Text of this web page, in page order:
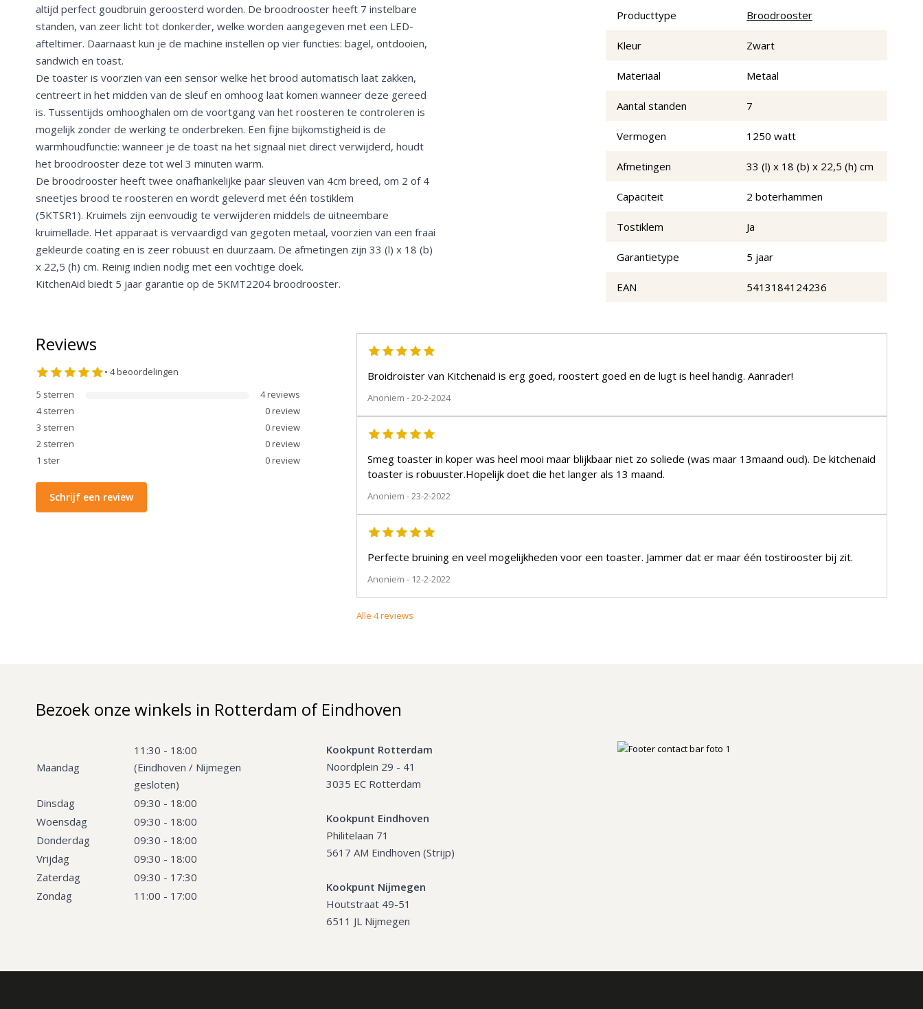
altijd perfect goudbruin geroosterd worden. De broodrooster heeft 7 instelbare
standen, van zeer licht tot donkerder, welke worden aangegeven met een LED-
afteltimer. Daarnaast kun je de machine instellen op vier functies: bagel, ontdooien,
sandwich en toast.
De toaster is voorzien van een sensor welke het brood automatisch laat zakken,
centreert in het midden van de sleuf en omhoog laat komen wanneer deze gereed
is. Tussentijds omhooghalen om de voortgang van het roosteren te controleren is
mogelijk zonder de werking te onderbreken. Een fijne bijkomstigheid is de
warmhoudfunctie: wanneer je de toast na het signaal niet direct verwijderd, houdt
het broodrooster deze tot wel 3 minuten warm.
De broodrooster heeft twee onafhankelijke paar sleuven van 4cm breed, om 2 of 4
sneetjes brood te roosteren en wordt geleverd met één tostiklem
(5KTSR1). Kruimels zijn eenvoudig te verwijderen middels de uitneembare
kruimellade. Het apparaat is vervaardigd van gegoten metaal, voorzien van een fraai
gekleurde coating en is zeer robuust en duurzaam. De afmetingen zijn 33 (l) x 18 (b)
x 22,5 (h) cm. Reinig indien nodig met een vochtige doek.
KitchenAid biedt 5 jaar garantie op de 5KMT2204 broodrooster.
Producttype Broodrooster
Kleur Zwart
Materiaal Metaal
Aantal standen 7
Vermogen 1250 watt
Afmetingen 33 (l) x 18 (b) x 22,5 (h) cm
Capaciteit 2 boterhammen
Tostiklem Ja
Garantietype 5 jaar
EAN 5413184124236
Reviews
• 4beoordelingen
5 sterren 4reviews
4 sterren 0review
3 sterren 0review
2 sterren 0review
1 ster 0review
Schrijf een review
Broidroister van Kitchenaid is erg goed, roostert goed en de lugt is heel handig. Aanrader!
Anoniem - 20-2-2024
Smeg toaster in koper was heel mooi maar blijkbaar niet zo soliede (was maar 13maand oud). De kitchenaid
toaster is robuuster.Hopelijk doet die het langer als 13 maand.
Anoniem - 23-2-2022
Perfecte bruining en veel mogelijkheden voor een toaster. Jammer dat er maar één tostirooster bij zit.
Anoniem - 12-2-2022
Alle 4reviews
Bezoek onze winkels in Rotterdam of Eindhoven
Maandag
11:30 - 18:00
(Eindhoven / Nijmegen
gesloten)
Dinsdag
09:30 - 18:00
Woensdag
09:30 - 18:00
Donderdag
09:30 - 18:00
Vrijdag
09:30 - 18:00
Zaterdag
09:30 - 17:30
Zondag
11:00 - 17:00
Kookpunt Rotterdam
Noordplein 29 - 41
3035 EC Rotterdam
Kookpunt Eindhoven
Philitelaan 71
5617 AM Eindhoven (Strijp)
Kookpunt Nijmegen
Houtstraat 49-51
6511 JL Nijmegen